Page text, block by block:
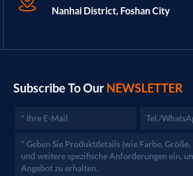
Nanhai District, Foshan City
Subscribe To Our NEWSLETTER